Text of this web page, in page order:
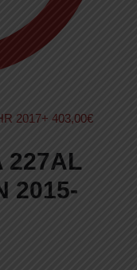
2017+ 403,00€
2015-